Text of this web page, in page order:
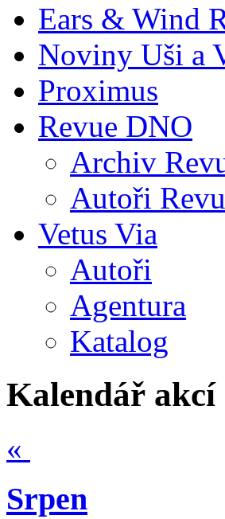
Ears & Wind
Noviny Uši a
Proximus
Revue DNO
Archiv
Autoři
Vetus Via
Autoři
Agentura
Katalog
Kalendář akcí
«
Srpen